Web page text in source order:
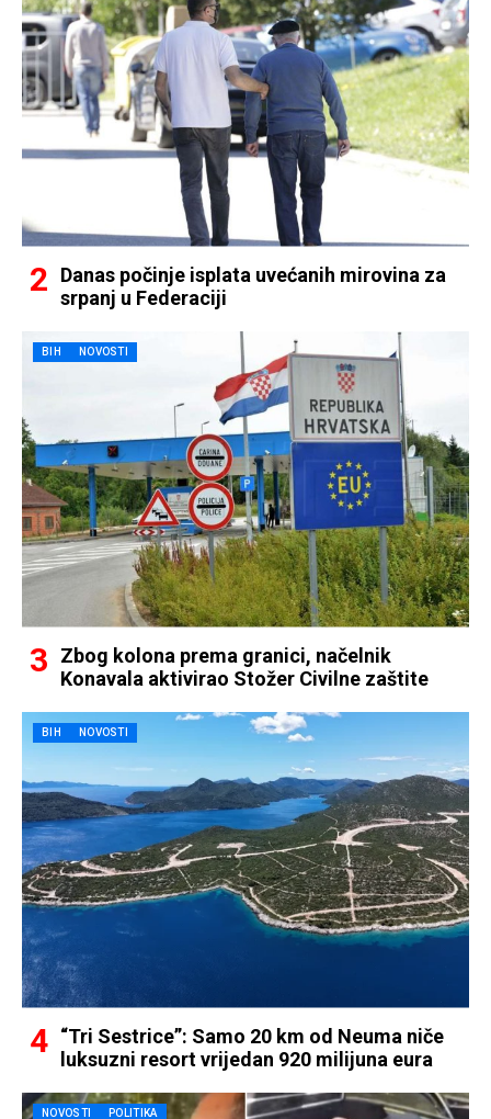
Danas počinje isplata uvećanih mirovina za
srpanj u Federaciji
BIH NOVOSTI
Zbog kolona prema granici, načelnik
Konavala aktivirao Stožer Civilne zaštite
BIH NOVOSTI
“Tri Sestrice”: Samo 20 km od Neuma niče
luksuzni resort vrijedan 920 milijuna eura
NOVOSTI POLITIKA